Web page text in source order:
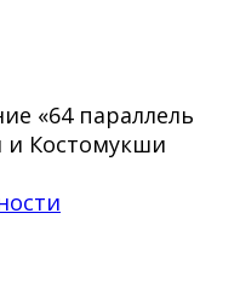
«64 параллель
и Костомукши